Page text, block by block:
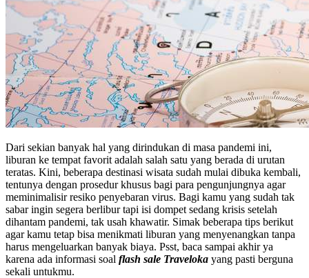
Dari sekian banyak hal yang dirindukan di masa pandemi ini,
liburan ke tempat favorit adalah salah satu yang berada di urutan
teratas. Kini, beberapa destinasi wisata sudah mulai dibuka kembali,
tentunya dengan prosedur khusus bagi para pengunjungnya agar
meminimalisir resiko penyebaran virus. Bagi kamu yang sudah tak
sabar ingin segera berlibur tapi isi dompet sedang krisis setelah
dihantam pandemi, tak usah khawatir. Simak beberapa tips berikut
agar kamu tetap bisa menikmati liburan yang menyenangkan tanpa
harus mengeluarkan banyak biaya. Psst, baca sampai akhir ya
karena ada informasi soal flash sale Traveloka yang pasti berguna
sekali untukmu.